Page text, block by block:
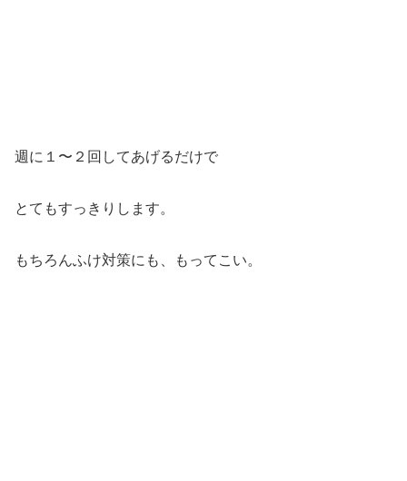
週に１〜２回してあげるだけで
とてもすっきりします。
もちろんふけ対策にも、もってこい。